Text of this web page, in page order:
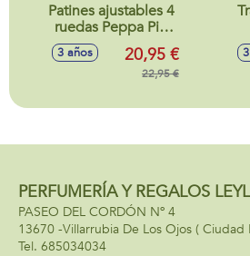
Patines ajustables 4
ruedas Peppa Pig
(Talla 24-29)
3 años 20,95 €
22,95 €
PERFUMERÍA Y REGALOS
PASEO DEL CORDÓN Nº 4
13670 -Villarrubia De Los Ojos ( Ciudad
685034034